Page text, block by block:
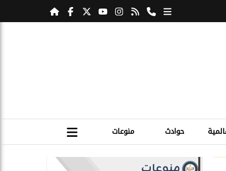
حوادث منوعات